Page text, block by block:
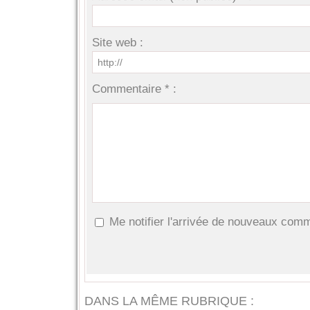
Site web :
Commentaire * :
Me notifier l'arrivée de nouveaux
DANS LA MÊME RUBRIQUE :